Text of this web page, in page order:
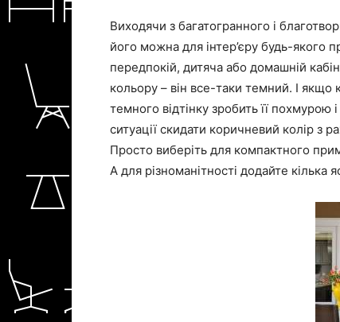
Виходячи з багатогранного і
його можна для інтер’єру будь-якого
передпокій, дитяча або домашній
кольору – він все-таки темний. І якщо
темного відтінку зробить її
ситуації скидати коричневий колір з
Просто виберіть для компактного
А для різноманітності додайте кілька